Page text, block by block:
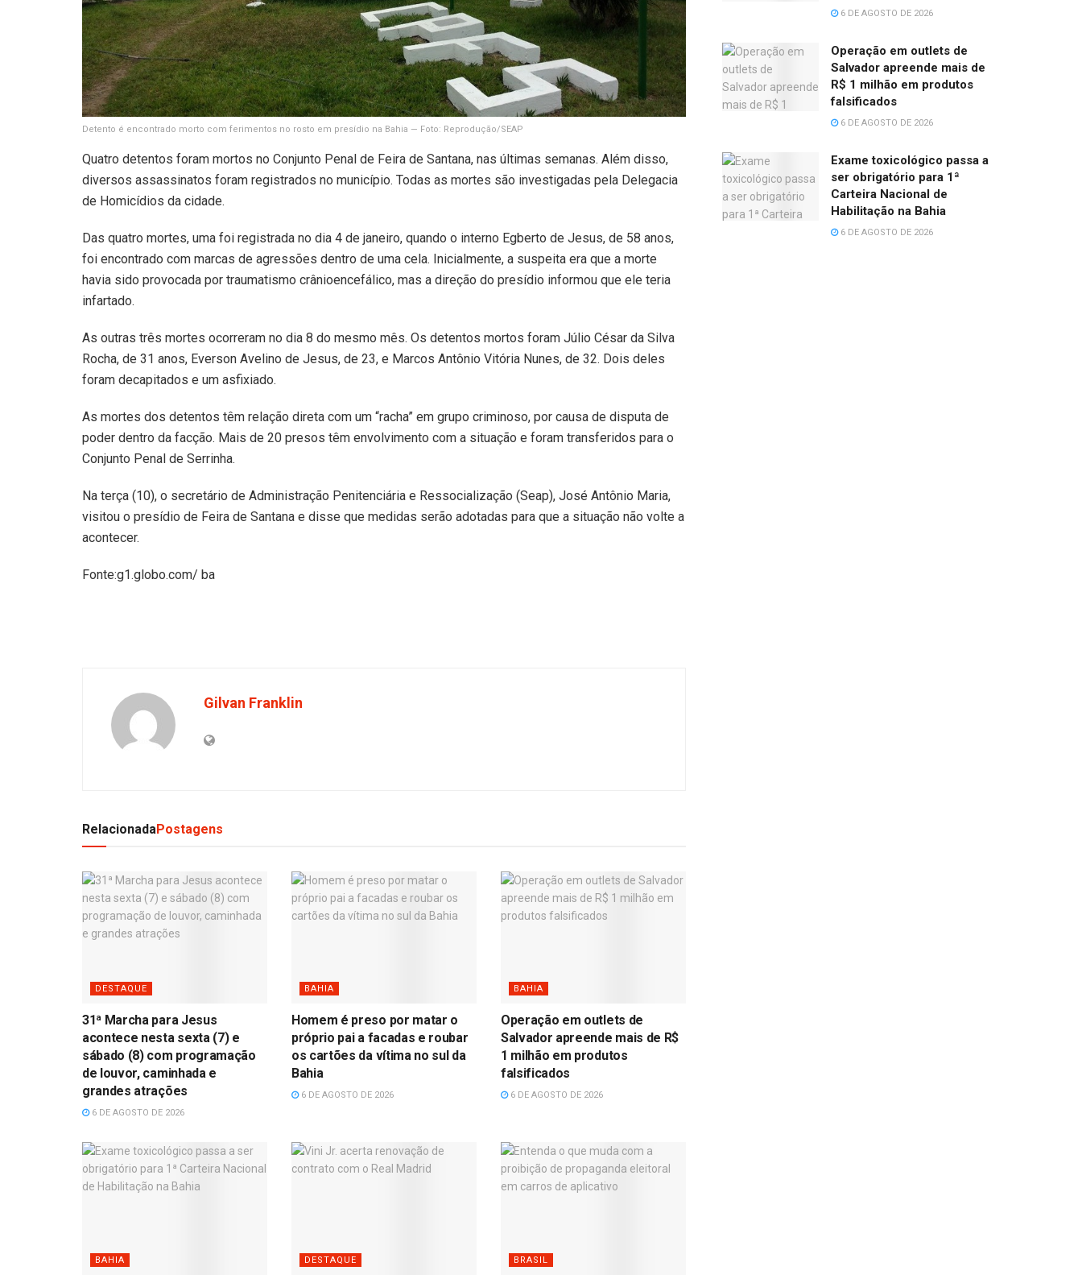
Detento é encontrado morto com ferimentos no rosto em presídio na Bahia — Foto: Reprodução/SEAP
Quatro detentos foram mortos no Conjunto Penal de Feira de Santana, nas últimas semanas. Além disso,
diversos assassinatos foram registrados no município. Todas as mortes são investigadas pela Delegacia
de Homicídios da cidade.
Das quatro mortes, uma foi registrada no dia 4 de janeiro, quando o interno Egberto de Jesus, de 58 anos,
foi encontrado com marcas de agressões dentro de uma cela. Inicialmente, a suspeita era que a morte
havia sido provocada por traumatismo crânioencefálico, mas a direção do presídio informou que ele teria
infartado.
As outras três mortes ocorreram no dia 8 do mesmo mês. Os detentos mortos foram Júlio César da Silva
Rocha, de 31 anos, Everson Avelino de Jesus, de 23, e Marcos Antônio Vitória Nunes, de 32. Dois deles
foram decapitados e um asfixiado.
As mortes dos detentos têm relação direta com um “racha” em grupo criminoso, por causa de disputa de
poder dentro da facção. Mais de 20 presos têm envolvimento com a situação e foram transferidos para o
Conjunto Penal de Serrinha.
Na terça (10), o secretário de Administração Penitenciária e Ressocialização (Seap), José Antônio Maria,
visitou o presídio de Feira de Santana e disse que medidas serão adotadas para que a situação não volte a
acontecer.
Fonte:g1.globo.com/ ba
Gilvan Franklin
RelacionadaPostagens
DESTAQUE
31ª Marcha para Jesus
acontece nesta sexta (7) e
sábado (8) com programação
de louvor, caminhada e
grandes atrações
6 DE AGOSTO DE 2026
BAHIA
Homem é preso por matar o
próprio pai a facadas e roubar
os cartões da vítima no sul da
Bahia
6 DE AGOSTO DE 2026
BAHIA
Operação em outlets de
Salvador apreende mais de R$
1 milhão em produtos
falsificados
6 DE AGOSTO DE 2026
BAHIA DESTAQUE BRASIL
6 DE AGOSTO DE 2026
Operação em outlets de
Salvador apreende mais de
R$ 1 milhão em produtos
falsificados
6 DE AGOSTO DE 2026
Exame toxicológico passa a
ser obrigatório para 1ª
Carteira Nacional de
Habilitação na Bahia
6 DE AGOSTO DE 2026